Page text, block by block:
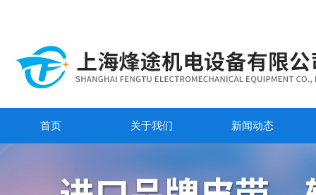
首页 关于我们 新闻动态